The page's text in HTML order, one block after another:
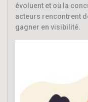
évoluent et où la
acteurs rencontrent
gagner en visibilité.